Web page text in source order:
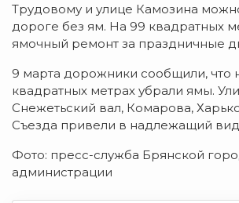
Трудовому и улице Камозина
дороге без ям. На 99 квадратных
ямочный ремонт за праздничные
9 марта дорожники сообщили, что
квадратных метрах убрали ямы.
Снежетьский вал, Комарова,
Съезда привели в надлежащий
Фото: пресс-служба Брянской
администрации